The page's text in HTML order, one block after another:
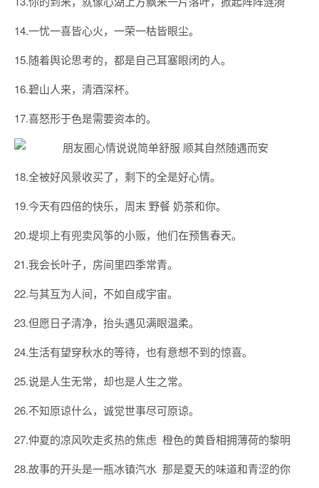
14.一忧一喜皆心火，一荣一枯皆眼尘。
15.随着舆论思考的，都是自己耳塞眼闭的人。
16.碧山人来，清酒深杯。
17.喜怒形于色是需要资本的。
18.全被好风景收买了，剩下的全是好心情。
19.今天有四倍的快乐，周末 野餐 奶茶和你。
20.堤坝上有兜卖风筝的小贩，他们在预售春天。
21.我会长叶子，房间里四季常青。
22.与其互为人间，不如自成宇宙。
23.但愿日子清净，抬头遇见满眼温柔。
24.生活有望穿秋水的等待，也有意想不到的惊喜。
25.说是人生无常，却也是人生之常。
26.不知原谅什么，诚觉世事尽可原谅。
27.仲夏的凉风吹走炙热的焦虑 橙色的黄昏相拥薄荷的黎明
28.故事的开头是一瓶冰镇汽水 那是夏天的味道和青涩的你